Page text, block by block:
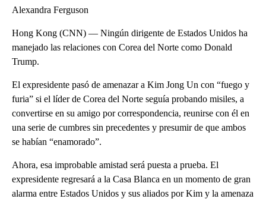
Alexandra Ferguson
Hong Kong (CNN) — Ningún dirigente de Estados Unidos ha
manejado las relaciones con Corea del Norte como Donald
Trump.
El expresidente pasó de amenazar a Kim Jong Un con “fuego y
furia” si el líder de Corea del Norte seguía probando misiles, a
convertirse en su amigo por correspondencia, reunirse con él en
una serie de cumbres sin precedentes y presumir de que ambos
se habían “enamorado”.
Ahora, esa improbable amistad será puesta a prueba. El
expresidente regresará a la Casa Blanca en un momento de gran
alarma entre Estados Unidos y sus aliados por Kim y la amenaza